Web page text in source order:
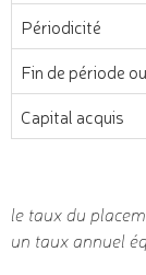
Périodicité
Fin de période
Capital acquis
le taux du
un taux annuel